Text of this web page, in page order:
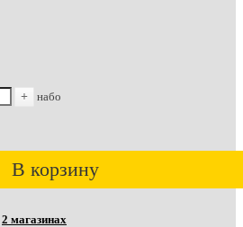
+ набо
В корзину
2 магазинах